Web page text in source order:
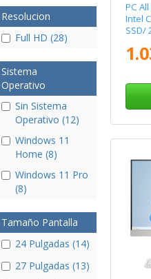
Resolucion
Full HD (28)
Sistema
Operativo
Sin Sistema
Operativo (12)
Windows 11
Home (8)
Windows 11 Pro
(8)
Tamaño Pantalla
24 Pulgadas (14)
27 Pulgadas (13)
PC
Intel
SSD/